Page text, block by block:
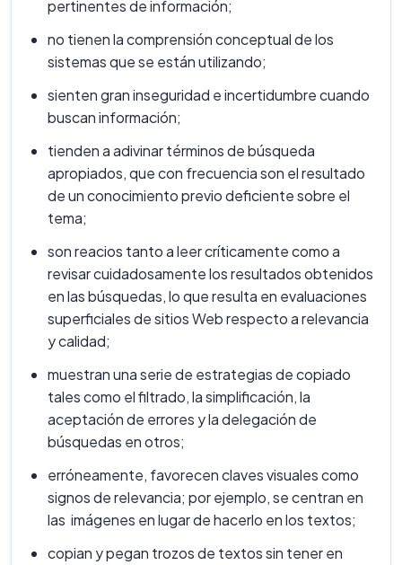
pertinentes de información;
no tienen la comprensión conceptual de los
sistemas que se están utilizando;
sienten gran inseguridad e incertidumbre cuando
buscan información;
tienden a adivinar términos de búsqueda
apropiados, que con frecuencia son el resultado
de un conocimiento previo deficiente sobre el
tema;
son reacios tanto a leer críticamente como a
revisar cuidadosamente los resultados obtenidos
en las búsquedas, lo que resulta en evaluaciones
superficiales de sitios Web respecto a relevancia
y calidad;
muestran una serie de estrategias de copiado
tales como el filtrado, la simplificación, la
aceptación de errores y la delegación de
búsquedas en otros;
erróneamente, favorecen claves visuales como
signos de relevancia; por ejemplo, se centran en
las imágenes en lugar de hacerlo en los textos;
copian y pegan trozos de textos sin tener en